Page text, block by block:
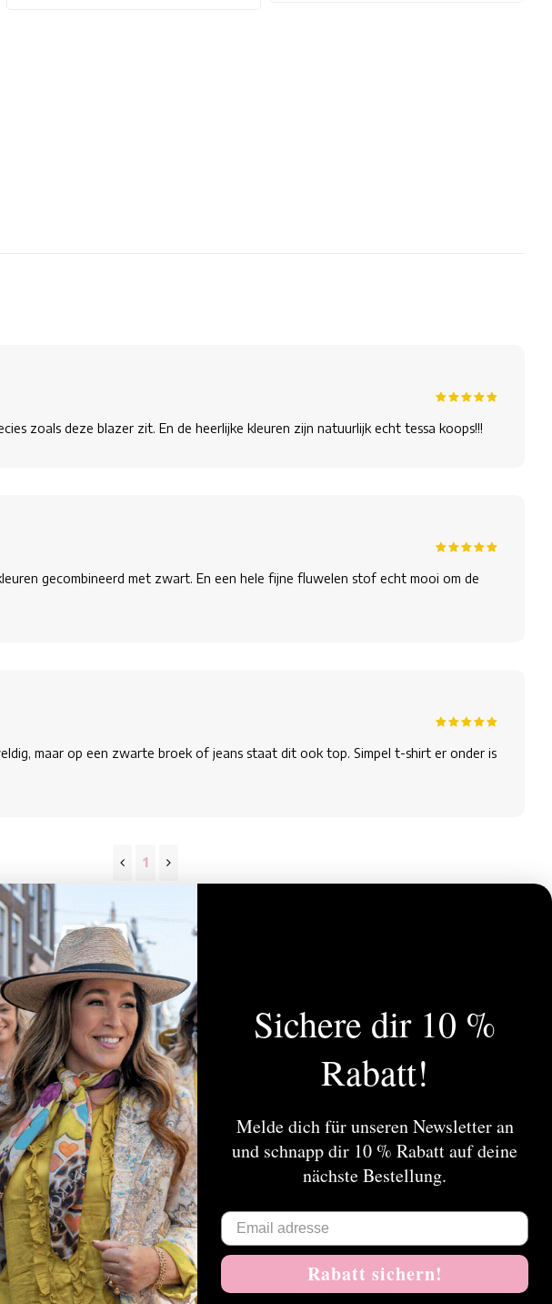
zoals deze blazer zit. En de heerlijke kleuren zijn natuurlijk echt tessa koops!!!
gecombineerd met zwart. En een hele fijne fluwelen stof echt mooi om de
maar op een zwarte broek of jeans staat dit ook top. Simpel t-shirt er onder is
1
E-Mail
Kundendienst
Händler
Über Tessa Koops
Allgemeine Geschäftsbedingungen
Dementi
Datenschutz
Zahlungen
Die Lieferungen und Retouren
Dienstleistungen
Sitemap
TESSA KOOPS B2B WEBSHOP
Mein Konto
Kundenkonto anlegen
Meine Bestellungen
Sichere dir 10 %
Rabatt!
Melde dich für unseren Newsletter an
und schnapp dir 10 % Rabatt auf deine
nächste Bestellung.
Rabatt sichern!